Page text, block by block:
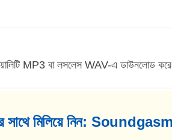
MP3 বা লসলেস WAV-এ ডাউনলোড
সাথে মিলিয়ে নিন: